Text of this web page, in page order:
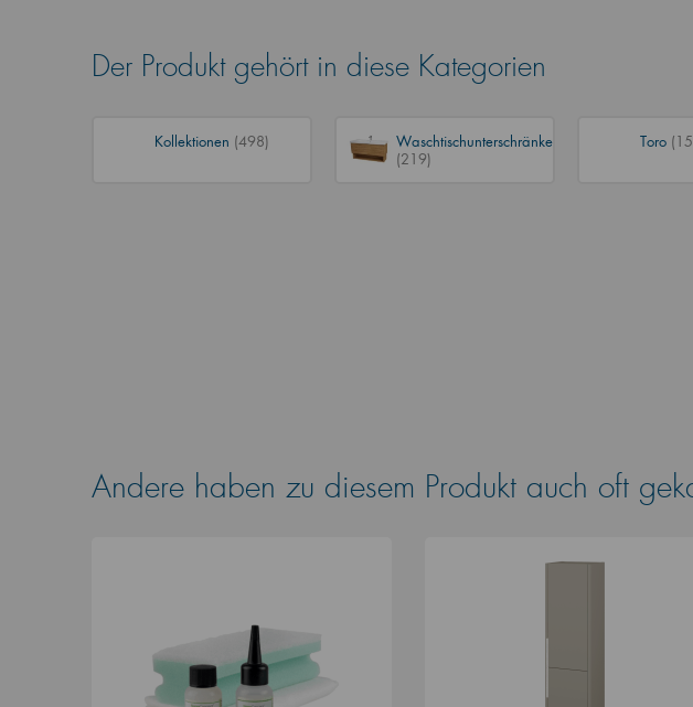
Der Produkt gehört in diese Kategorien
Kollektionen (498)
Waschtischunterschränke
(219)
Toro
Andere haben zu diesem Produkt auch oft